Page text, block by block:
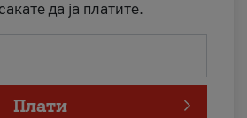
да ја платите.
Плати